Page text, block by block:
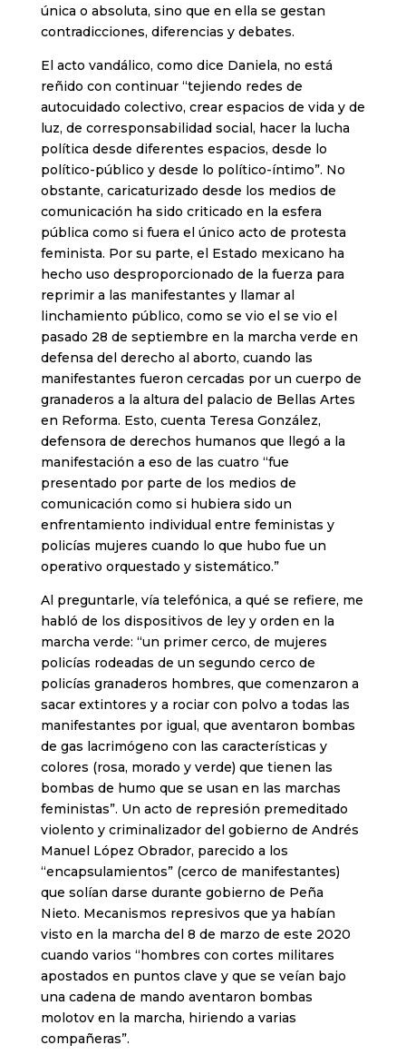
única o absoluta, sino que en ella se gestan
contradicciones, diferencias y debates.
El acto vandálico, como dice Daniela, no está
reñido con continuar “tejiendo redes de
autocuidado colectivo, crear espacios de vida y de
luz, de corresponsabilidad social, hacer la lucha
política desde diferentes espacios, desde lo
político-público y desde lo político-íntimo”. No
obstante, caricaturizado desde los medios de
comunicación ha sido criticado en la esfera
pública como si fuera el único acto de protesta
feminista. Por su parte, el Estado mexicano ha
hecho uso desproporcionado de la fuerza para
reprimir a las manifestantes y llamar al
linchamiento público, como se vio el se vio el
pasado 28 de septiembre en la marcha verde en
defensa del derecho al aborto, cuando las
manifestantes fueron cercadas por un cuerpo de
granaderos a la altura del palacio de Bellas Artes
en Reforma. Esto, cuenta Teresa González,
defensora de derechos humanos que llegó a la
manifestación a eso de las cuatro “fue
presentado por parte de los medios de
comunicación como si hubiera sido un
enfrentamiento individual entre feministas y
policías mujeres cuando lo que hubo fue un
operativo orquestado y sistemático.”
Al preguntarle, vía telefónica, a qué se refiere, me
habló de los dispositivos de ley y orden en la
marcha verde: “un primer cerco, de mujeres
policías rodeadas de un segundo cerco de
policías granaderos hombres, que comenzaron a
sacar extintores y a rociar con polvo a todas las
manifestantes por igual, que aventaron bombas
de gas lacrimógeno con las características y
colores (rosa, morado y verde) que tienen las
bombas de humo que se usan en las marchas
feministas”. Un acto de represión premeditado
violento y criminalizador del gobierno de Andrés
Manuel López Obrador, parecido a los
“encapsulamientos” (cerco de manifestantes)
que solían darse durante gobierno de Peña
Nieto. Mecanismos represivos que ya habían
visto en la marcha del 8 de marzo de este 2020
cuando varios “hombres con cortes militares
apostados en puntos clave y que se veían bajo
una cadena de mando aventaron bombas
molotov en la marcha, hiriendo a varias
compañeras”.